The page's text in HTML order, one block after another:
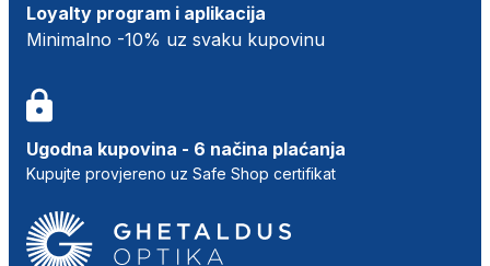
Loyalty program i aplikacija
Minimalno -10% uz svaku kupovinu
Ugodna kupovina - 6 načina plaćanja
Kupujte provjereno uz Safe Shop certifikat